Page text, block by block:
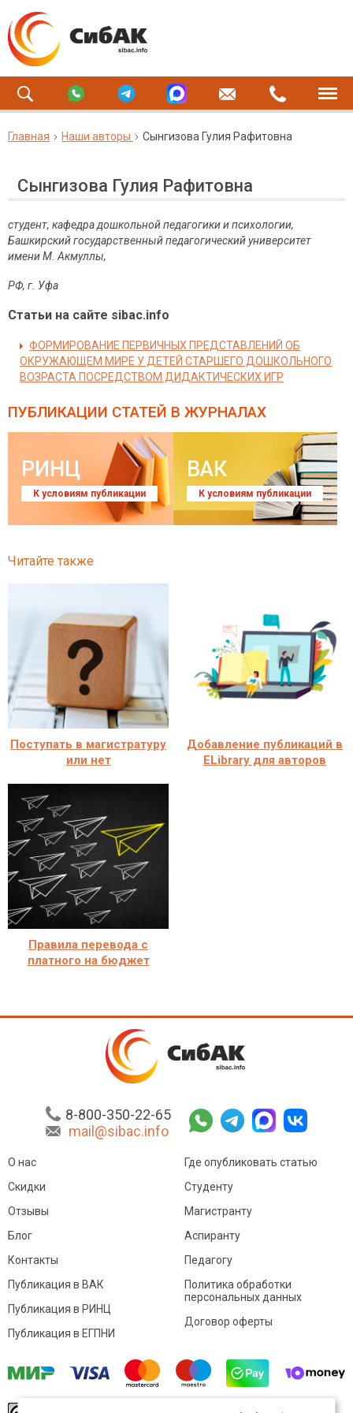
Главная Наши авторы Сынгизова Гулия Рафитовна
Сынгизова Гулия Рафитовна
студент, кафедра дошкольной педагогики и психологии,
Башкирский государственный педагогический университет
имени М. Акмуллы,
РФ, г Уфа
Статьи на сайте sibac.info
ФОРМИРОВАНИЕ ПЕРВИЧНЫХ ПРЕДСТАВЛЕНИЙ ОБ
ОКРУЖАЮЩЕМ МИРЕ У ДЕТЕЙ СТАРШЕГО ДОШКОЛЬНОГО
ВОЗРАСТА ПОСРЕДСТВОМ ДИДАКТИЧЕСКИХ ИГР
ПУБЛИКАЦИИ СТАТЕЙ В ЖУРНАЛАХ
РИНЦ
К условиям публикации
ВАК
К условиям публикации
Читайте также
Поступать в магистратуру
или нет
Добавление публикаций в
ELibrary для авторов
Правила перевода с
платного на бюджет
8-800-350-22-65
mail@sibac.info
О нас
Скидки
Отзывы
Блог
Контакты
Где опубликовать статью
Студенту
Магистранту
Аспиранту
Педагогу
Публикация в ВАК
Публикация в РИНЦ
Публикация в ЕГПНИ
Политика обработки
персональных данных
Договор оферты